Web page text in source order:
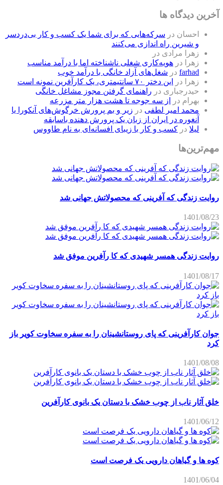
آخرین دیدگاه ها
احسان در سرکه‌هایی که برای شما یک کسب و کار بی‌دردسر
و شیرین راه اندازی می‌کنند
زهرا مرادی در
زهرا
در هویه‌کاری شغلی ناشناخته اما با درآمد مناسب
farhad در شغل‌های آزاد خانگی با درآمد خوب
زهرا
در
این دختر ۷۰ سانتیمتری، یک کارآفرین نمونه است
حیدرجباری در راهنمای گرفتن مجوز مشاغل خانگی
بهرام در
از سه جوجه تا هشت هزار متر مزرعه
محمد امیر لطفی در زیر و بم پرورش خرگوش‌های آنکورا یا
آنغوره در ایران از زبان یک پرورش دهنده باسابقه
لیلا در کسب و کار با زیبای افسانه‌ای به نام طاووس
مهم‌ترین‌ها
روایت زندگی که آفرینی که محصولاتش جهانی شد
1401/08/23
روایت زندگی همسر شهیدی که کا رآفرین موفق شد
1401/08/17
جوان کارآفرینی که پای روستانشینان را به سفره سخاوت کویر باز
کرد
1401/08/08
خلق آثار ناب از چوب خشک با دستان یک بانوی کارآفرین
1401/06/12
کوه ها و گیاهان دارویی یک فرصت است
1401/06/04